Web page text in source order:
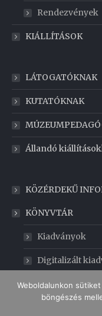
Rendezvények
KIÁLLÍTÁSOK
LÁTOGATÓKNAK
KUTATÓKNAK
Állandó
KÖZÉRDEKŰ
KÖNYVTÁR
Kiadványok
Digitalizált
GABONAMÚZEUM
Weboldalunkon
böngészés